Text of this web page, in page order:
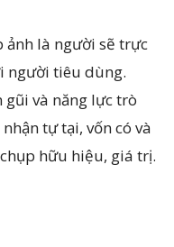
ảnh là người sẽ trực
người tiêu dùng.
gũi và năng lực trò
tự tại, vốn có và
hữu hiệu, giá trị.